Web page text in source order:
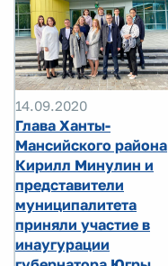
14.09.2020
Глава Ханты-
Мансийского района
Кирилл Минулин и
представители
муниципалитета
приняли участие в
инаугурации